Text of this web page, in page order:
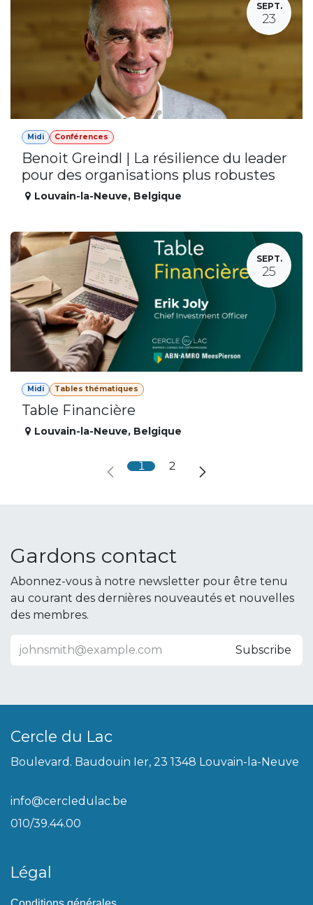
SEPT.
23
Midi Conférences
Benoit Greindl | La résilience du leader
pour des organisations plus robustes
Louvain-la-Neuve, Belgique
SEPT.
25
Midi Tables thématiques
Table Financière
Louvain-la-Neuve, Belgique
1 2
Gardons contact
Abonnez-vous à notre newsletter pour être tenu
au courant des dernières nouveautés et nouvelles
des membres.
Subscribe
Cercle du Lac
Boulevard. Baudouin Ier, 23 1348 Louvain-la-Neuve
info@cercledulac.be
010/39.44.00
Légal